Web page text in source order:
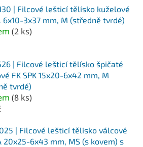
| Filcové lešticí tělísko kuželové
6x10-3x37 mm, M (středně tvrdé)
(2 ks)
| Filcové lešticí tělísko špičaté
FK SPK 15x20-6x42 mm, M
tvrdé)
(8 ks)
| Filcové lešticí tělísko válcové
20x25-6x43 mm, MS (s kovem) s